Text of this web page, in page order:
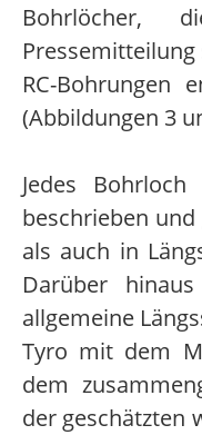
Bohrlöcher,
RC-Bohrungen
(Abbildungen 3
Jedes
beschrieben
als auch in
Darüber
allgemeine
Tyro mit dem
dem
der geschätzten